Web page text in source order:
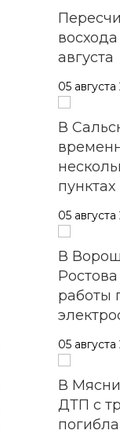
августа
05
В
пунктах
05
В
работы
05 августа
В
ДТП с